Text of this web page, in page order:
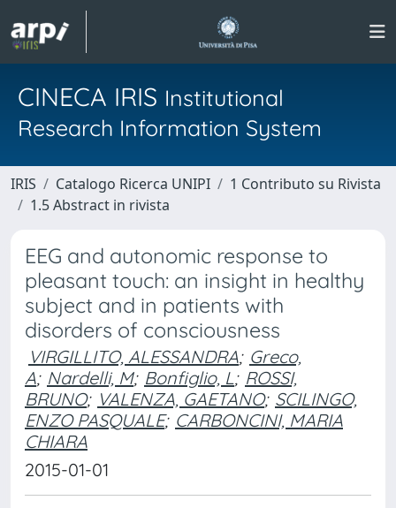
CINECA IRIS Institutional
Research Information System
IRIS Catalogo Ricerca UNIPI
1 Contributo su Rivista
1.5 Abstract in rivista
EEG and autonomic response to
pleasant touch: an insight in healthy
subject and in patients with
disorders of consciousness
VIRGILLITO, ALESSANDRA; Greco,
A; Nardelli, M; Bonfiglio, L; ROSSI,
BRUNO; VALENZA, GAETANO; SCILINGO,
ENZO PASQUALE; CARBONCINI, MARIA
CHIARA
2015-01-01